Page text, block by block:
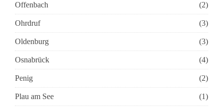
Offenbach (2)
Ohrdruf (3)
Oldenburg (3)
Osnabrück (4)
Penig (2)
Plau am See (1)